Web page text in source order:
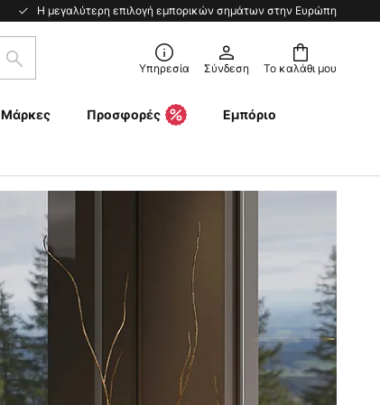
Η μεγαλύτερη επιλογή εμπορικών σημάτων στην Ευρώπη
Το καλάθι μου
Αναζήτηση Υπηρεσία Σύνδεση
Μάρκες Προσφορές Εμπόριο